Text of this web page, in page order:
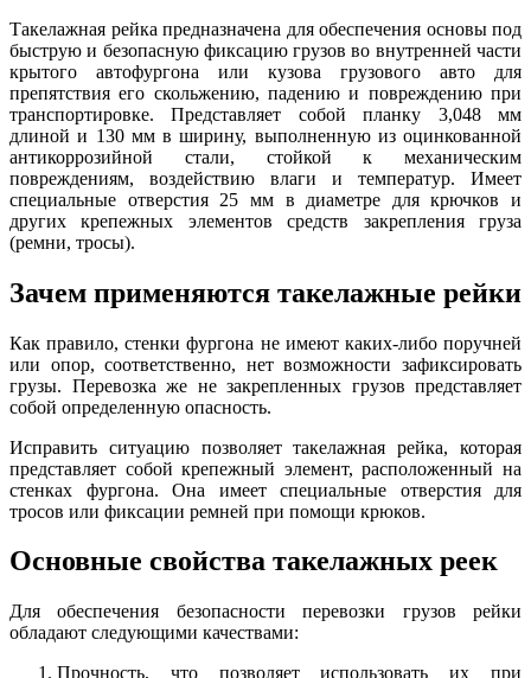
Такелажная рейка предназначена для обеспечения основы под
быструю и безопасную фиксацию грузов во внутренней части
крытого автофургона или кузова грузового авто для
препятствия его скольжению, падению и повреждению при
транспортировке. Представляет собой планку 3,048 мм
длиной и 130 мм в ширину, выполненную из оцинкованной
антикоррозийной стали, стойкой к механическим
повреждениям, воздействию влаги и температур. Имеет
специальные отверстия 25 мм в диаметре для крючков и
других крепежных элементов средств закрепления груза
(ремни, тросы).
Зачем применяются такелажные рейки
Как правило, стенки фургона не имеют каких-либо поручней
или опор, соответственно, нет возможности зафиксировать
грузы. Перевозка же не закрепленных грузов представляет
собой определенную опасность.
Исправить ситуацию позволяет такелажная рейка, которая
представляет собой крепежный элемент, расположенный на
стенках фургона. Она имеет специальные отверстия для
тросов или фиксации ремней при помощи крюков.
Основные свойства такелажных реек
Для обеспечения безопасности перевозки грузов рейки
обладают следующими качествами:
Прочность, что позволяет использовать их при